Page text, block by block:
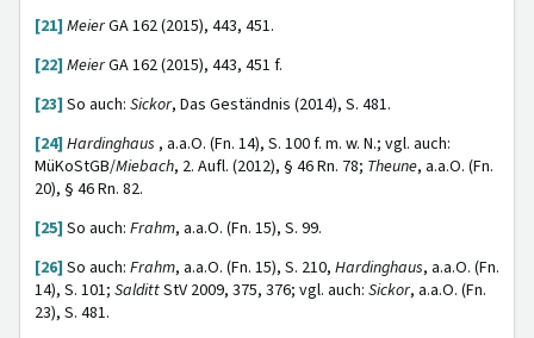
[21] MeierGA 162 (2015), 443, 451.
[22] MeierGA 162 (2015), 443, 451 f.
[23] So auch: Sickor, Das Geständnis (2014), S. 481.
[24] Hardinghaus , a.a.O. (Fn. 14), S. 100 f. m. w. N.; vgl. auch:
MüKoStGB/Miebach, 2. Aufl. (2012), § 46 Rn. 78; Theune, a.a.O. (Fn.
20), § 46 Rn. 82.
[25] So auch: Frahm, a.a.O. (Fn. 15), S. 99.
[26] So auch: Frahm, a.a.O. (Fn. 15), S. 210, Hardinghaus, a.a.O. (Fn.
14), S. 101; SaldittStV 2009, 375, 376; vgl. auch: Sickor, a.a.O. (Fn.
23), S. 481.